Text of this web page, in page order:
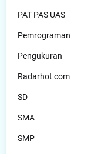
PAT PAS UAS
Pemrograman
Pengukuran
Radarhot com
SD
SMA
SMP